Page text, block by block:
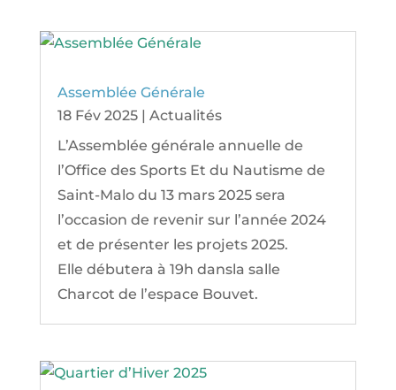
Assemblée Générale
18 Fév 2025| Actualités
L’Assemblée générale annuelle de
l’Office des Sports Et du Nautisme de
Saint-Malo du 13 mars 2025 sera
l’occasion de revenir sur l’année 2024
et de présenter les projets 2025.
Elle débutera à 19h dansla salle
Charcot de l’espace Bouvet.